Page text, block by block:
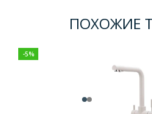
ПОХОЖИЕ
-5%